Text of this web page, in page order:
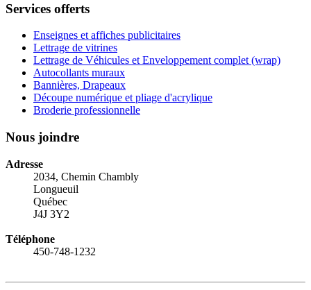
Services offerts
Enseignes et affiches publicitaires
Lettrage de vitrines
Lettrage de Véhicules et Enveloppement complet (wrap)
Autocollants muraux
Bannières, Drapeaux
Découpe numérique et pliage d'acrylique
Broderie professionnelle
Nous joindre
Adresse
2034, Chemin Chambly
Longueuil
Québec
J4J 3Y2
Téléphone
450-748-1232